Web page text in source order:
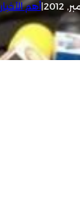
|أهم الأخبار